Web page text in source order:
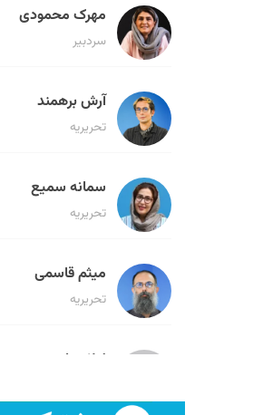
مهرک محمودی
سردبیر
آرش برهمند
تحریریه
سمانه سمیع
تحریریه
میثم قاسمی
تحریریه
لیلا حنارود